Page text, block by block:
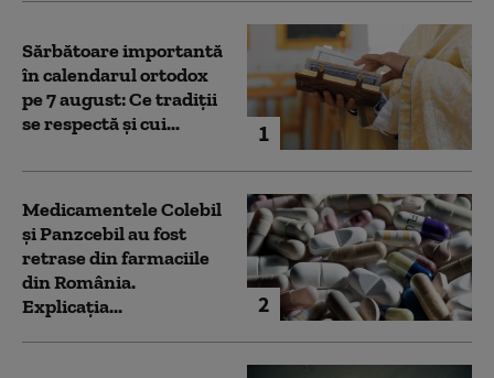
1
Sărbătoare importantă
în calendarul ortodox
pe 7 august: Ce tradiții
se respectă și cui...
2
Medicamentele Colebil
și Panzcebil au fost
retrase din farmaciile
din România.
Explicația...